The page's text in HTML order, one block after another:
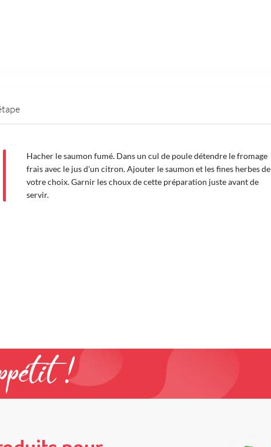
Hacher le saumon fumé. Dans un cul de poule détendre le fromage
frais avec le jus d'un citron. Ajouter le saumon et les fines herbes de
votre choix. Garnir les choux de cette préparation juste avant de
servir.
!